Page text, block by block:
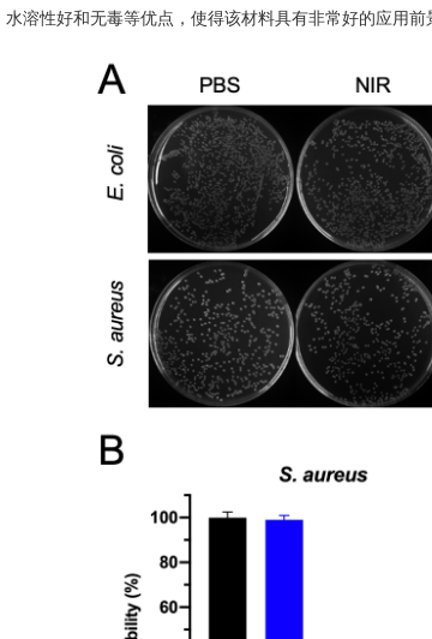
溶性好和无毒等优点，使得该材料具有非常好的应用前